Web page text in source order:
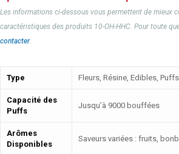
Les informations ci-dessous vous permettent de mieux
caractéristiques des produits 10-OH-HHC. Pour toute
contacter.
Type Fleurs, Résine, Edibles,
Capacité des
Puffs
Jusqu’à 9000 bouffées
Arômes
Disponibles
Saveurs variées : fruits,